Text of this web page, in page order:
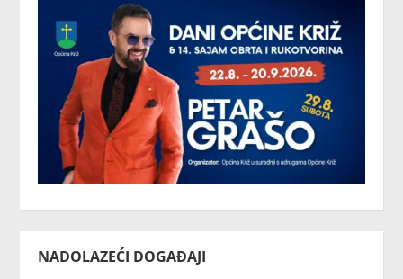
NADOLAZEĆI DOGAĐAJI